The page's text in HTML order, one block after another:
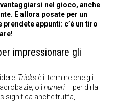
nel gioco, anche
E allora posate per un
appunti: c’è un tiro
impressionare gli
Tricks è il termine che gli
o i numeri – per dirla
significa anche truffa,